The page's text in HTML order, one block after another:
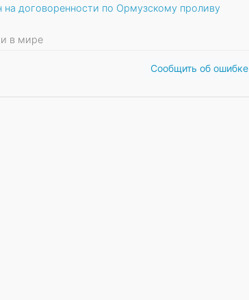
договоренности по Ормузскому проливу
в мире
Сообщить об ошибке